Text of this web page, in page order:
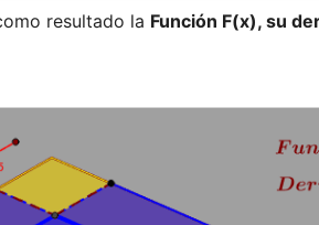
resultado la Función F(x), su